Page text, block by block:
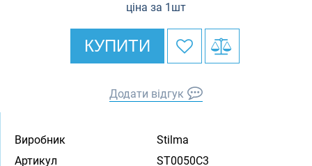
ціна за 1шт
КУПИТИ
Додати відгук
Виробник
Stilma
Артикул
ST0050C3